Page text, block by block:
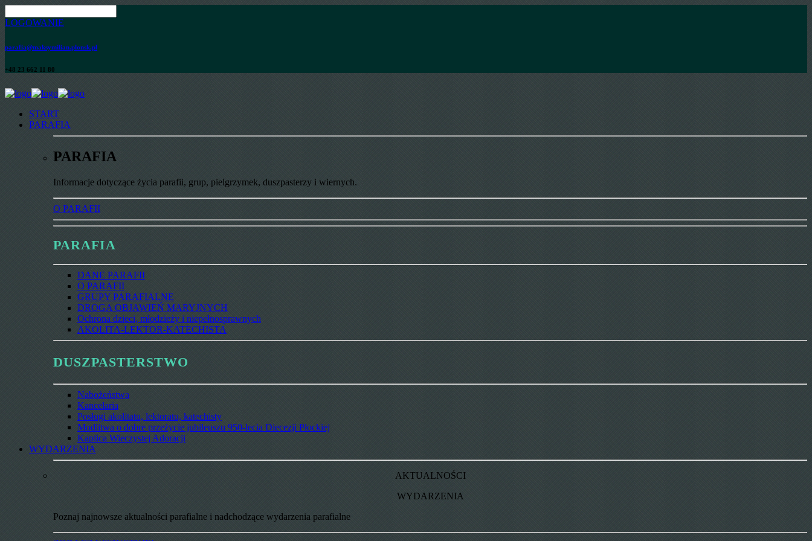
LOGOWANIE
parafia@maksymilian.plonsk.pl
+48 23 662 11 80
START
PARAFIA
PARAFIA
Informacje dotyczące życia parafii, grup, pielgrzymek, duszpasterzy i wiernych.
O PARAFII
PARAFIA
DANE PARAFII
O PARAFII
GRUPY PARAFIALNE
DROGA OBJAWIEŃ MARYJNYCH
Ochrona dzieci, młodzieży i niepełnosprawnych
AKOLITA-LEKTOR-KATECHISTA
DUSZPASTERSTWO
Nabożeństwa
Kancelaria
Posługi akolitatu, lektoratu, katechisty
Modlitwa o dobre przeżycie jubileuszu 950-lecia Diecezji Płockiej
Kaplica Wieczystej Adoracji
WYDARZENIA
AKTUALNOŚCI
WYDARZENIA
Poznaj najnowsze aktualności parafialne i nadchodzące wydarzenia parafialne